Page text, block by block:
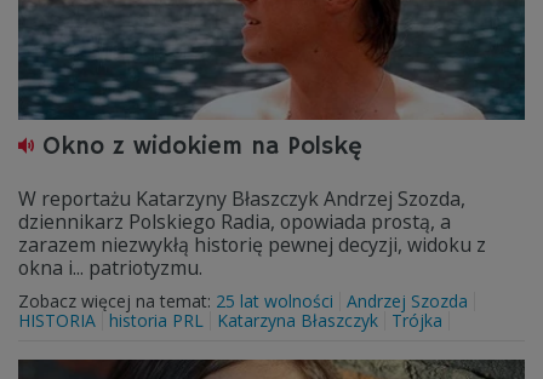
Okno z widokiem na Polskę
W reportażu Katarzyny Błaszczyk Andrzej Szozda,
dziennikarz Polskiego Radia, opowiada prostą, a
zarazem niezwykłą historię pewnej decyzji, widoku z
okna i... patriotyzmu.
Zobacz więcej na temat: 25 lat wolności
Andrzej Szozda
HISTORIA
historia PRL Katarzyna Błaszczyk Trójka